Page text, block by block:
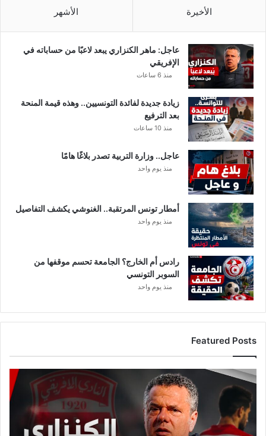
الأخيرة الأشهر
عاجل: ماهر الكنزاري يبعد لاعبًا من حساباته في
الإفريقي
منذ 6 ساعات
زيادة جديدة لفائدة التونسيين.. وهذه قيمة المنحة
بعد الترفيع
منذ 10 ساعات
عاجل.. وزارة التربية تصدر بلاغًا هامًا
منذ يوم واحد
أمطار تونس المرتقبة.. الغنوشي يكشف التفاصيل
منذ يوم واحد
رادس أم الخارج؟ الجامعة تحسم موقفها من
السوبر التونسي
منذ يوم واحد
Featured Posts
ع